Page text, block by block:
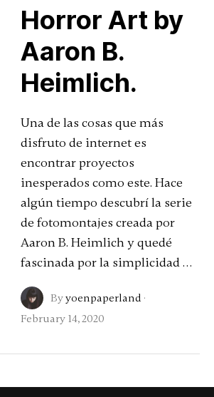
Horror Art by
Aaron B.
Heimlich.
Una de las cosas que más
disfruto de internet es
encontrar proyectos
inesperados como este. Hace
algún tiempo descubrí la serie
de fotomontajes creada por
Aaron B. Heimlich y quedé
fascinada por la simplicidad …
Byyoenpaperland ·
February 14, 2020